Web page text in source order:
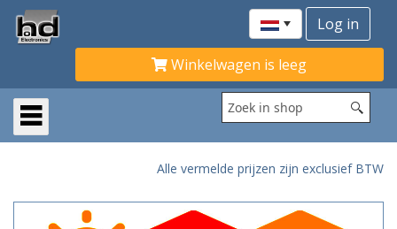
Winkelwagen is leeg
Alle vermelde prijzen zijn exclusief BTW